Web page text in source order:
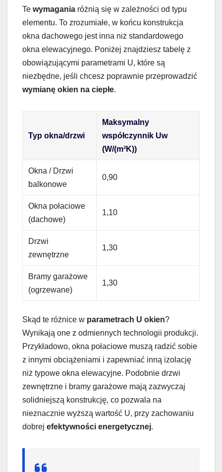
Te wymagania różnią się w zależności od typu
elementu. To zrozumiałe, w końcu konstrukcja
okna dachowego jest inna niż standardowego
okna elewacyjnego. Poniżej znajdziesz tabelę z
obowiązującymi parametrami U, które są
niezbędne, jeśli chcesz poprawnie przeprowadzić
wymianę okien na ciepłe.
Typ okna/drzwi
Maksymalny
współczynnik Uw
(W/(m²K))
Okna / Drzwi
balkonowe
0,90
Okna połaciowe
(dachowe)
1,10
Drzwi
zewnętrzne
1,30
Bramy garażowe
(ogrzewane)
1,30
Skąd te różnice w parametrach U okien?
Wynikają one z odmiennych technologii produkcji.
Przykładowo, okna połaciowe muszą radzić sobie
z innymi obciążeniami i zapewniać inną izolację
niż typowe okna elewacyjne. Podobnie drzwi
zewnętrzne i bramy garażowe mają zazwyczaj
solidniejszą konstrukcję, co pozwala na
nieznacznie wyższą wartość U, przy zachowaniu
dobrej efektywności energetycznej.